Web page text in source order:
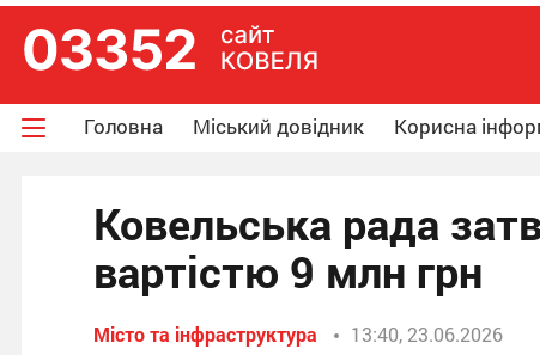
Головна Міський довідник Корисна
Ковельська рада
вартістю 9 млн грн
Місто та інфраструктура 13:40, 23.06.2026